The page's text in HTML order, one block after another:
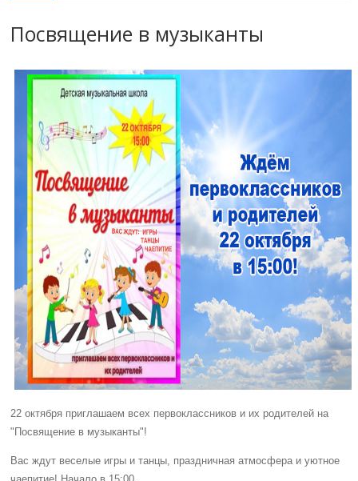
Посвящение в музыканты
22 октября приглашаем всех первоклассников и их родителей на
"Посвящение в музыканты"!
Вас ждут веселые игры и танцы, праздничная атмосфера и уютное